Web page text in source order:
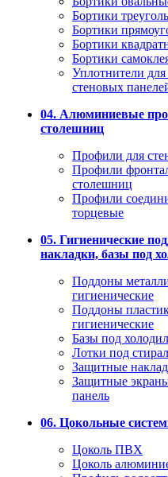
Бортики
Бортики
Бортики
Бортики
Уплотнители
стеновых
04. Алюминиевые
столешниц
Профили для
Профили
столешниц
Профили
торцевые
05. Гигиенические
накладки, базы под
Поддоны
гигиенические
Поддоны
гигиенические
Базы под
Лотки под
Защитные
Защитные
панель
06. Цокольные
Цоколь ПВХ
Цоколь